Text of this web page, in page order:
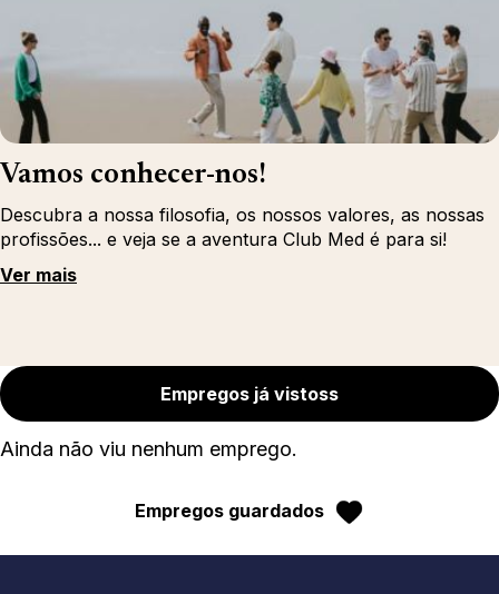
Vamos conhecer-nos!
Descubra a nossa filosofia, os nossos valores, as nossas
profissões... e veja se a aventura Club Med é para si!
Ver mais
Empregos já vistoss
Ainda não viu nenhum emprego.
Empregos guardados